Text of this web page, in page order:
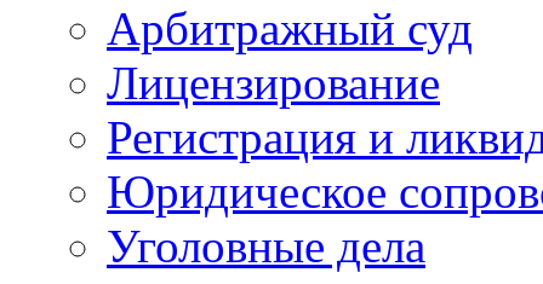
Арбитражный суд
Лицензирование
Регистрация и
Юридическое
Уголовные дела